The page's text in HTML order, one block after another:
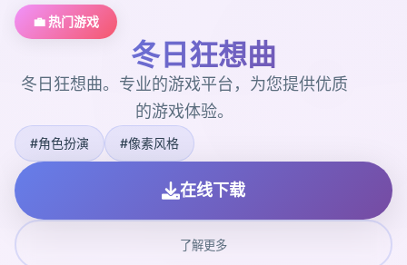
💼 热门游戏
冬日狂想曲
冬日狂想曲。专业的游戏平台，为您提供优质
的游戏体验。
#角色扮演 #像素风格
在线下载
了解更多